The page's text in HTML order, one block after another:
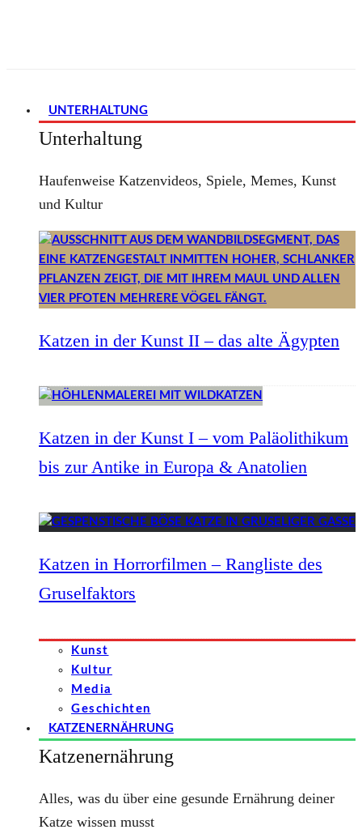
UNTERHALTUNG
Unterhaltung
Haufenweise Katzenvideos, Spiele, Memes, Kunst
und Kultur
Katzen in der Kunst II – das alte Ägypten
Katzen in der Kunst I – vom Paläolithikum
bis zur Antike in Europa & Anatolien
Katzen in Horrorfilmen – Rangliste des
Gruselfaktors
Kunst
Kultur
Media
Geschichten
KATZENERNÄHRUNG
Katzenernährung
Alles, was du über eine gesunde Ernährung deiner
Katze wissen musst